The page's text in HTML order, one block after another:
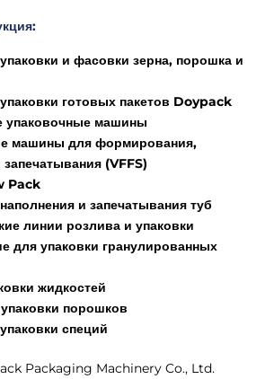
и фасовки зерна, порошка и
готовых пакетов Doypack
упаковочные машины
машины для формирования,
(VFFS)
Pack
и запечатывания туб
линии розлива и упаковки
для упаковки гранулированных
жидкостей
порошков
специй
Packaging Machinery Co., Ltd.